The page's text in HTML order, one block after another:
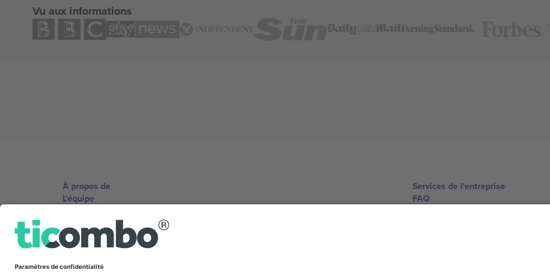
Vu aux informations
À propos de
L'équipe
Conditions générales
Programme d'affiliation
Services de l'entreprise
FAQ